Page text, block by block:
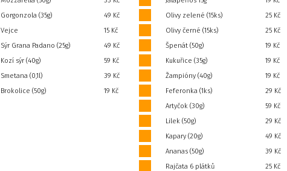
Gorgonzola (35g)
49 Kč
Vejce
15 Kč
Sýr Grana Padano (25g)
49 Kč
Kozí sýr (40g)
59 Kč
Smetana (0,1l)
39 Kč
Brokolice (50g)
19 Kč
Olivy zelené (15ks)
25 Kč
Olivy černé (15ks)
25 Kč
Špenát (50g)
19 Kč
Kukuřice (35g)
19 Kč
Žampióny (40g)
19 Kč
Feferonka (1ks)
29 Kč
Artyčok (30g)
59 Kč
Lilek (50g)
29 Kč
Kapary (20g)
49 Kč
Ananas (50g)
39 Kč
Rajčata 6 plátků
25 Kč